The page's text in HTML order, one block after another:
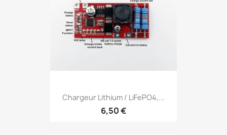
Chargeur Lithium / LiFePO4,...
6,50 €